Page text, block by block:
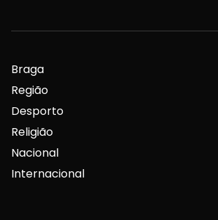
Braga
Região
Desporto
Religião
Nacional
Internacional